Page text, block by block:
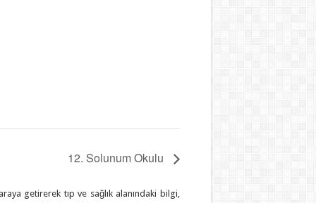
12. Solunum Okulu
getirerek tıp ve sağlık alanındaki bilgi,